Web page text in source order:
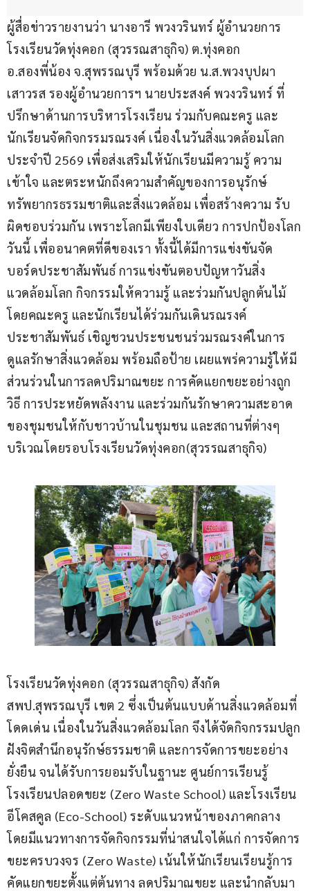
ผู้สื่อข่าวรายงานว่า นางอารี พวงวรินทร์ ผู้อำนวยการ
โรงเรียนวัดทุ่งคอก (สุวรรณสาธุกิจ) ต.ทุ่งคอก
อ.สองพี่น้อง จ.สุพรรณบุรี พร้อมด้วย น.ส.พวงบุปผา
เสาวรส รองผู้อำนวยการฯ นายประสงค์ พวงวรินทร์ ที่
ปรึกษาด้านการบริหารโรงเรียน ร่วมกับคณะครู และ
นักเรียนจัดกิจกรรมรณรงค์ เนื่องในวันสิ่งแวดล้อมโลก
ประจำปี 2569 เพื่อส่งเสริมให้นักเรียนมีความรู้ ความ
เข้าใจ และตระหนักถึงความสำคัญของการอนุรักษ์
ทรัพยากรธรรมชาติและสิ่งแวดล้อม เพื่อสร้างความ รับ
ผิดชอบร่วมกัน เพราะโลกมีเพียงใบเดียว การปกป้องโลก
วันนี้ เพื่ออนาคตที่ดีของเรา ทั้งนี้ได้มีการแข่งขันจัด
บอร์ดประชาสัมพันธ์ การแข่งขันตอบปัญหาวันสิ่ง
แวดล้อมโลก กิจกรรมให้ความรู้ และร่วมกันปลูกต้นไม้
โดยคณะครู และนักเรียนได้ร่วมกันเดินรณรงค์
ประชาสัมพันธ์ เชิญชวนประชนชนร่วมรณรงค์ในการ
ดูแลรักษาสิ่งแวดล้อม พร้อมถือป้าย เผยแพร่ความรู้ให้มี
ส่วนร่วนในการลดปริมาณขยะ การคัดแยกขยะอย่างถูก
วิธี การประหยัดพลังงาน และร่วมกันรักษาความสะอาด
ของชุมชนให้กับชาวบ้านในชุมชน และสถานที่ต่างๆ
บริเวณโดยรอบโรงเรียนวัดทุ่งคอก(สุวรรณสาธุกิจ)
โรงเรียนวัดทุ่งคอก (สุวรรณสาธุกิจ) สังกัด
สพป.สุพรรณบุรี เขต 2 ซึ่งเป็นต้นแบบด้านสิ่งแวดล้อมที่
โดดเด่น เนื่องในวันสิ่งแวดล้อมโลก จึงได้จัดกิจกรรมปลูก
ฝังจิตสำนึกอนุรักษ์ธรรมชาติ และการจัดการขยะอย่าง
ยั่งยืน จนได้รับการยอมรับในฐานะ ศูนย์การเรียนรู้
โรงเรียนปลอดขยะ (Zero Waste School) และโรงเรียน
อีโคสคูล (Eco-School) ระดับแนวหน้าของภาคกลาง
โดยมีแนวทางการจัดกิจกรรมที่น่าสนใจได้แก่ การจัดการ
ขยะครบวงจร (Zero Waste) เน้นให้นักเรียนเรียนรู้การ
คัดแยกขยะตั้งแต่ต้นทาง ลดปริมาณขยะ และนำกลับมา